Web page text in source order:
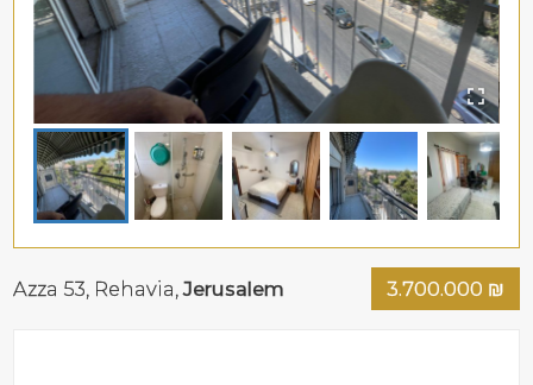
Azza 53, Rehavia,Jerusalem 3.700.000 ₪